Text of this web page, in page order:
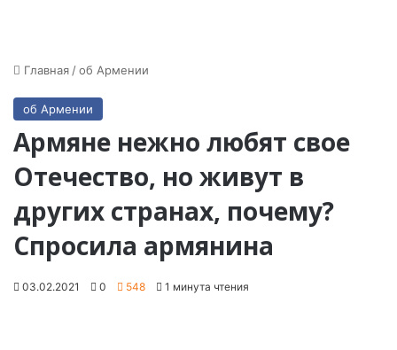
Главная /об Армении
об Армении
Армяне нежно любят свое
Отечество, но живут в
других странах, почему?
Спросила армянина
03.02.2021 0 548 1 минута чтения